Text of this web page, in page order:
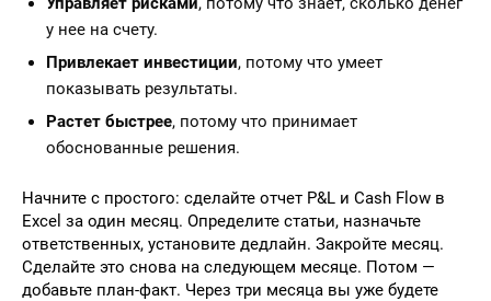
у нее на счету.
Привлекает инвестиции, потому что умеет
показывать результаты.
Растет быстрее, потому что принимает
обоснованные решения.
Начните с простого: сделайте отчет P&L и Cash Flow в
Excel за один месяц. Определите статьи, назначьте
ответственных, установите дедлайн. Закройте месяц.
Сделайте это снова на следующем месяце. Потом —
добавьте план-факт. Через три месяца вы уже будете